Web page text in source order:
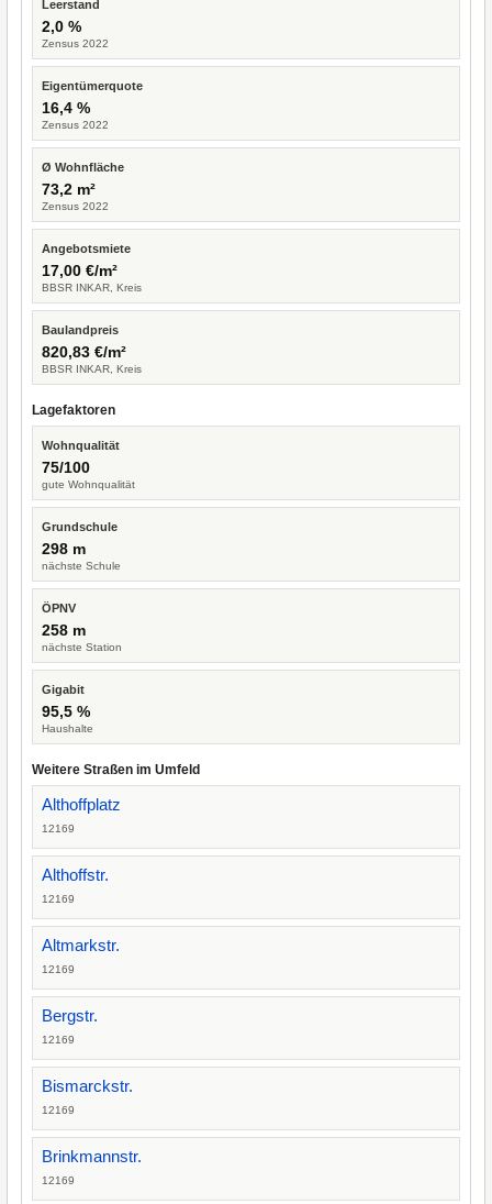
Leerstand
2,0 %
Zensus 2022
Eigentümerquote
16,4 %
Zensus 2022
Ø Wohnfläche
73,2 m²
Zensus 2022
Angebotsmiete
17,00 €/m²
BBSR INKAR, Kreis
Baulandpreis
820,83 €/m²
BBSR INKAR, Kreis
Lagefaktoren
Wohnqualität
75/100
gute Wohnqualität
Grundschule
298 m
nächste Schule
ÖPNV
258 m
nächste Station
Gigabit
95,5 %
Haushalte
Weitere Straßen im Umfeld
Althoffplatz
12169
Althoffstr.
12169
Altmarkstr.
12169
Bergstr.
12169
Bismarckstr.
12169
Brinkmannstr.
12169